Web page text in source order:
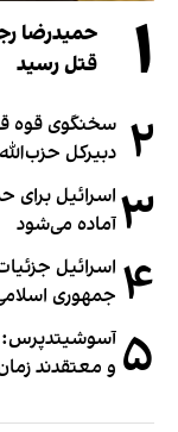
۱
حمیدرضا
قتل رسید
۲ سخنگوی قوه
دبیر‌کل
۳ اسرائیل برای
آماده می‌شود
۴ اسرائیل
جمهوری
۵ آسوشیتدپرس:
و معتقدند